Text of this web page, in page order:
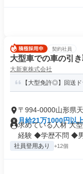
契約社員
大型車での車の引
大新東株式会社
【大型免許◎】回送
〒994-0000山形県
月給21万1000円以上
求めている人材 大
経験 ◆学歴不問 ◆男
社員登用あり +12個